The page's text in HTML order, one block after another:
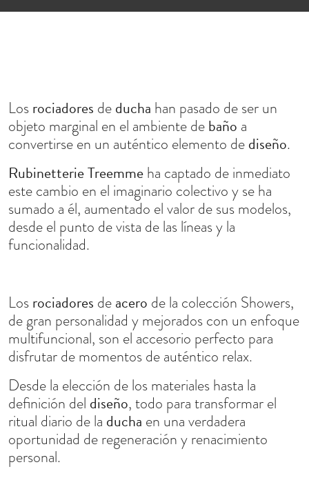
Losrociadores deducha han pasado de ser un
objeto marginal en el ambiente debaño a
convertirse en un auténtico elemento dediseño.
Rubinetterie Treemmeha captado de inmediato
este cambio en el imaginario colectivo y se ha
sumado a él, aumentado el valor de sus modelos,
desde el punto de vista de las líneas y la
funcionalidad.
Losrociadores deacero de la colección Showers,
de gran personalidad y mejorados con un enfoque
multifuncional, son el accesorio perfecto para
disfrutar de momentos de auténtico relax.
Desde la elección de los materiales hasta la
definición del diseño, todo para transformar el
ritual diario de la ducha en una verdadera
oportunidad de regeneración y renacimiento
personal.